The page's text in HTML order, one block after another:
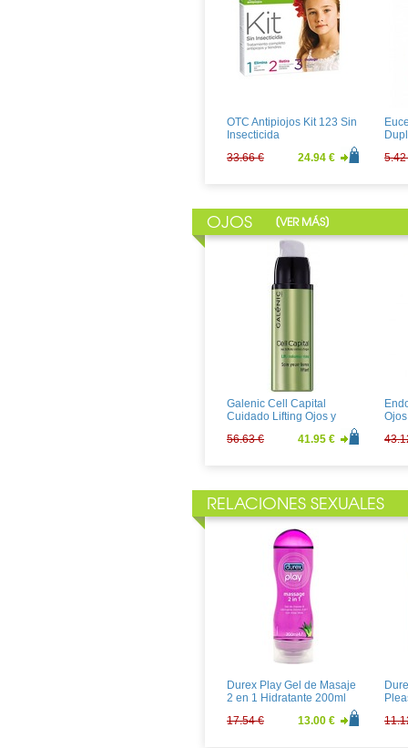
OTC Antipiojos Kit 123 Sin
Insecticida
33.66 €
24.94 €
5.42
Avene Ystheal Emulsion
30ml CON REGALO de un
27.07 €
OJOS [VER MÁS]
Galenic Cell Capital
Cuidado Lifting Ojos y
56.63 € 41.95 €
La Roche Posay
Redermic R Ojos 15ml
RELACIONES SEXUALES
Durex Play Gel de Masaje
2 en 1 Hidratante 200ml
17.54 €
13.00 €